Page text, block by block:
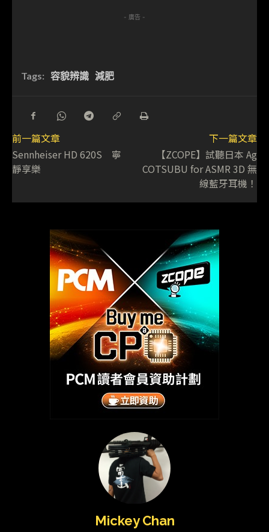
- 廣告 -
Tags: 容貌辨識 減肥
前一篇文章
Sennheiser HD 620S 寧
靜享樂
下一篇文章
【ZCOPE】試聽日本 Ag
COTSUBU for ASMR 3D 無
線藍牙耳機！
Mickey Chan